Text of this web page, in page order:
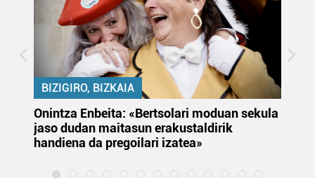
BIZIGIRO, BIZKAIA
Onintza Enbeita: «Bertsolari moduan sekula
jaso dudan maitasun erakustaldirik
handiena da pregoilari izatea»